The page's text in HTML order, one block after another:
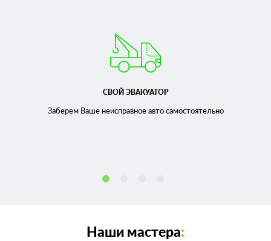
СВОЙ ЭВАКУАТОР
Заберем Ваше неисправноеавто самостоятельно
Наши мастера: